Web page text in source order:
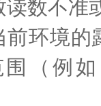
数不准
环境的
（例